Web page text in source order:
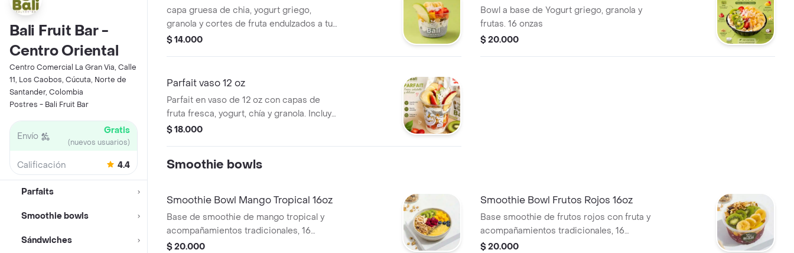
Bali Fruit Bar -
Centro Oriental
Centro Comercial La Gran Via, Calle
11, Los Caobos, Cúcuta, Norte de
Santander, Colombia
Postres - Bali Fruit Bar
Envío Gratis
(nuevos usuarios)
Calificación 4.4
Parfaits
Smoothie bowls
Sándwiches
capa gruesa de chia, yogurt griego,
granola y cortes de fruta endulzados a tu
eleccion
$ 14.000
Bowl a base de Yogurt griego, granola y
frutas. 16 onzas
$ 20.000
Parfait vaso 12 oz
Parfait en vaso de 12 oz con capas de
fruta fresca, yogurt, chía y granola. Incluye
fresas, kiwi, banano y manzana.
$ 18.000
Smoothie bowls
Smoothie Bowl Mango Tropical 16oz
Base de smoothie de mango tropical y
acompañamientos tradicionales, 16
onzas.
$ 20.000
Smoothie Bowl Frutos Rojos 16oz
Base smoothie de frutos rojos con fruta y
acompañamientos tradicionales, 16
onzas.
$ 20.000